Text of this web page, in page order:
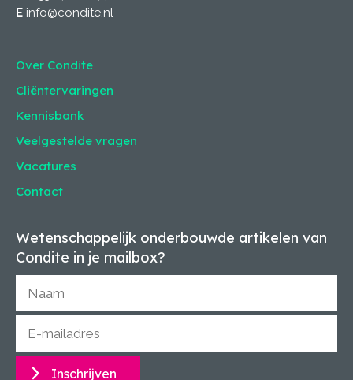
E info@condite.nl
Over Condite
Cliëntervaringen
Kennisbank
Veelgestelde vragen
Vacatures
Contact
Wetenschappelijk onderbouwde artikelen van
Condite in je mailbox?
Inschrijven